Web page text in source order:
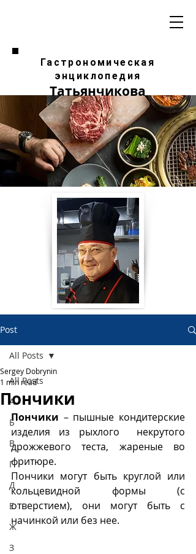
Гастрономическая
энциклопедия
Татьянчикова
Post
All Posts
А
Б
В
Г
Д
Е
Ж
З
All Posts
Пончики
Sergey Dobrynin
1 min read
Пончики – пышные кондитерские
изделия из рыхлого  некрутого
дрожжевого теста, жареные во
фритюре.
Пончики могут быть круглой или
кольцевидной формы (с
отверстием), они могут быть с
начинкой или без нее.